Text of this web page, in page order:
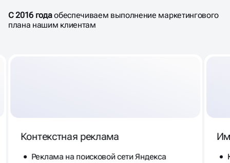
РЕЗУЛЬТАТЕ
С 2016 годаобеспечиваем выполнение маркетингового
плана нашим клиентам
Контекстная реклама
Реклама на поисковой сети Яндекса